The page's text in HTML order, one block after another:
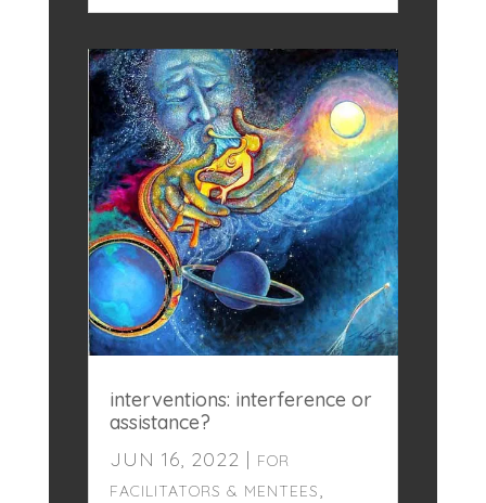
interventions: interference or
assistance?
JUN 16, 2022 | FOR
FACILITATORS & MENTEES,